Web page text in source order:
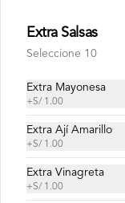
Reservas
Términos y condiciones
Política de privacidad
Redes sociales
Facebook
Extra Salsas
Seleccione 10
Extra Mayonesa
+S/ 1.00
Extra Ají Amarillo
+S/ 1.00
Extra Vinagreta
+S/ 1.00